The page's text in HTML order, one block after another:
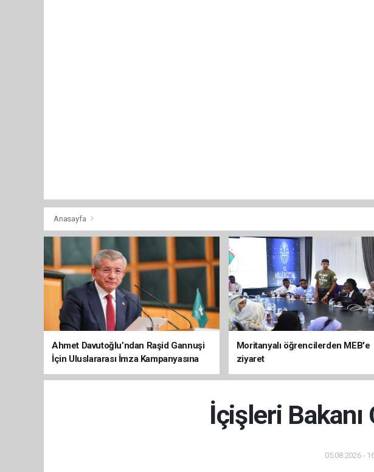
Anasayfa
Ahmet Davutoğlu’ndan Raşid Gannuşi
İçin Uluslararası İmza Kampanyasına
Destek
Moritanyalı öğrencilerden MEB'e
ziyaret
İçişleri
05.08.2026 -